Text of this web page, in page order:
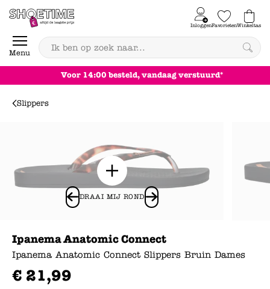
Skip to content
Menu
InloggenFavorietenWinkeltas
0
Achteraf betalen
Slippers
DRAAI MIJ ROND
Ipanema Anatomic Connect
Ipanema Anatomic Connect Slippers Bruin Dames
€ 21,99